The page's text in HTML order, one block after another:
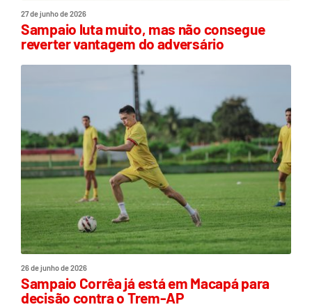
27 de junho de 2026
Sampaio luta muito, mas não consegue
reverter vantagem do adversário
26 de junho de 2026
Sampaio Corrêa já está em Macapá para
decisão contra o Trem-AP